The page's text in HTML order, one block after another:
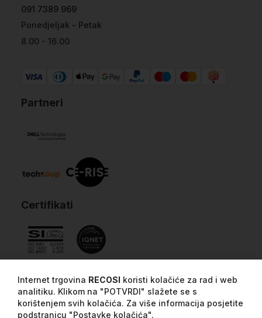
091 7389 969
Ponedjeljak - Petak
8.00 - 16.00
Partneri
Certifikati
Internet trgovina RECOSI koristi kolačiće za rad i web
analitiku. Klikom na "POTVRDI" slažete se s
korištenjem svih kolačića. Za više informacija posjetite
podstranicu "Postavke kolačića".